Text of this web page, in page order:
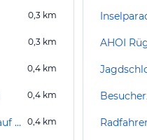
0,3 km
0,3 km
0,4 km
0,4 km
Strandpromenade Göhren auf Rügen 0,4 km